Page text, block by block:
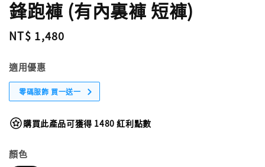
鋒跑褲 (有內裏褲 短褲)
Regular
NT$ 1,480
適用優惠
零碼服飾 買一送一
購買此產品可獲得 1480 紅利點數
顏色